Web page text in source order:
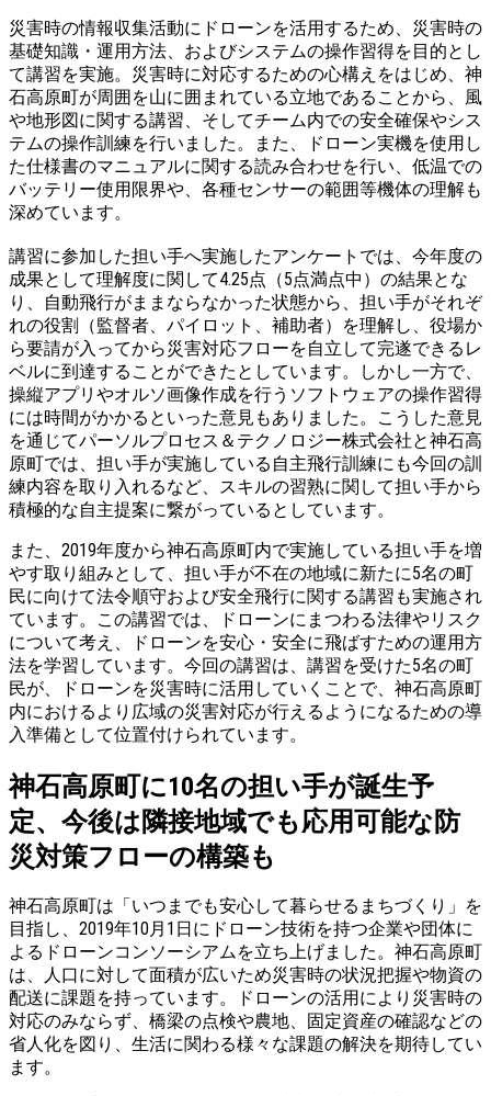
災害時の情報収集活動にドローンを活用するため、災害時の
基礎知識・運用方法、およびシステムの操作習得を目的とし
て講習を実施。災害時に対応するための心構えをはじめ、神
石高原町が周囲を山に囲まれている立地であることから、風
や地形図に関する講習、そしてチーム内での安全確保やシス
テムの操作訓練を行いました。また、ドローン実機を使用し
た仕様書のマニュアルに関する読み合わせを行い、低温での
バッテリー使用限界や、各種センサーの範囲等機体の理解も
深めています。
講習に参加した担い手へ実施したアンケートでは、今年度の
成果として理解度に関して4.25点（5点満点中）の結果とな
り、自動飛行がままならなかった状態から、担い手がそれぞ
れの役割（監督者、パイロット、補助者）を理解し、役場か
ら要請が入ってから災害対応フローを自立して完遂できるレ
ベルに到達することができたとしています。しかし一方で、
操縦アプリやオルソ画像作成を行うソフトウェアの操作習得
には時間がかかるといった意見もありました。こうした意見
を通じてパーソルプロセス＆テクノロジー株式会社と神石高
原町では、担い手が実施している自主飛行訓練にも今回の訓
練内容を取り入れるなど、スキルの習熟に関して担い手から
積極的な自主提案に繋がっているとしています。
また、2019年度から神石高原町内で実施している担い手を増
やす取り組みとして、担い手が不在の地域に新たに5名の町
民に向けて法令順守および安全飛行に関する講習も実施され
ています。この講習では、ドローンにまつわる法律やリスク
について考え、ドローンを安心・安全に飛ばすための運用方
法を学習しています。今回の講習は、講習を受けた5名の町
民が、ドローンを災害時に活用していくことで、神石高原町
内におけるより広域の災害対応が行えるようになるための導
入準備として位置付けられています。
神石高原町に10名の担い手が誕生予
定、今後は隣接地域でも応用可能な防
災対策フローの構築も
神石高原町は「いつまでも安心して暮らせるまちづくり」を
目指し、2019年10月1日にドローン技術を持つ企業や団体に
よるドローンコンソーシアムを立ち上げました。神石高原町
は、人口に対して面積が広いため災害時の状況把握や物資の
配送に課題を持っています。ドローンの活用により災害時の
対応のみならず、橋梁の点検や農地、固定資産の確認などの
省人化を図り、生活に関わる様々な課題の解決を期待してい
ます。